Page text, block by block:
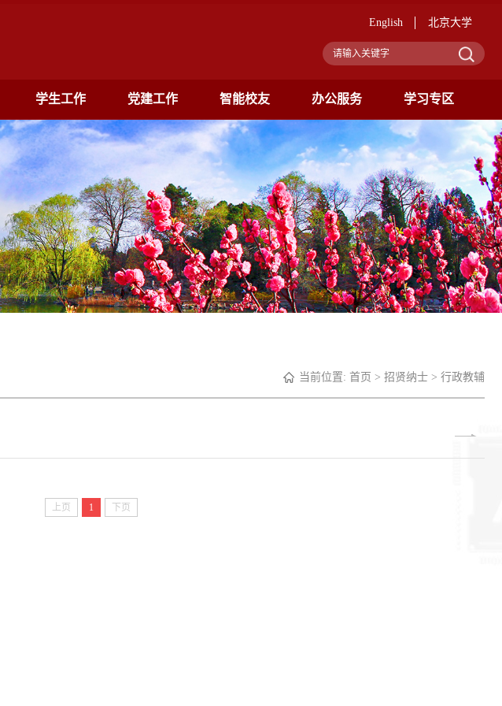
English 北京大学
学生工作 党建工作 智能校友 办公服务 学习专区
当前位置: 首页 > 招贤纳士 > 行政教辅
上页 1 下页